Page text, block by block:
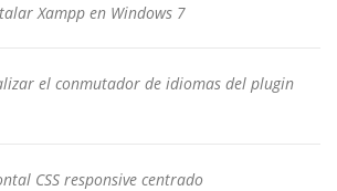
Xampp en Windows 7
el conmutador de idiomas del plugin
CSS responsive centrado